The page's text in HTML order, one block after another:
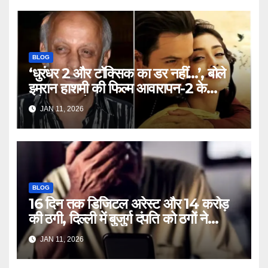
BLOG
‘धुरंधर 2 और टॉक्सिक का डर नहीं…’, बोले
इमरान हाशमी की फिल्म आवारापन-2 के
प्रोड्यूसर मुकेश भट्ट – Mukesh
Bhatt on Emraan Hashmi
Awarapan 2 delay release
date tmovg
JAN 11, 2026
BLOG
16 दिन तक डिजिटल अरेस्ट और 14 करोड़
की ठगी, दिल्ली में बुजुर्ग दंपति को ठगों ने
लगाया चूना – Delhi Cyber Fraud
elderly couple digital arrest
duped crores ntc rttm
JAN 11, 2026